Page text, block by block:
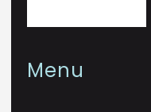
Menu